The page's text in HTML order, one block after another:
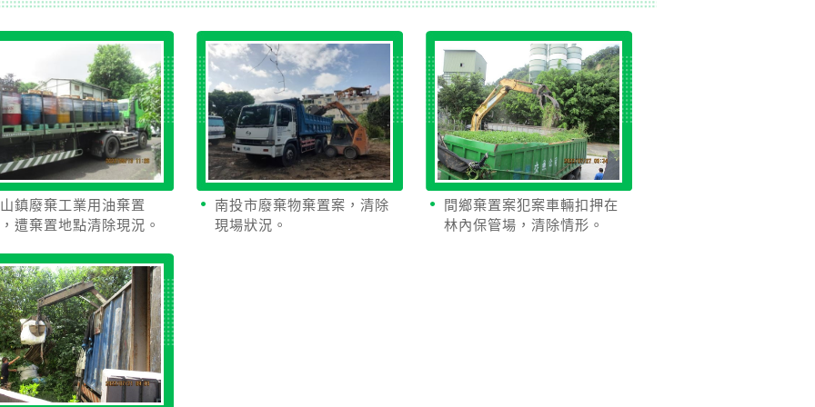
鎮廢棄工業用油棄置
遭棄置地點清除現況。
南投市廢棄物棄置案，清除
現場狀況。
間鄉棄置案犯案車輛扣押在
林內保管場，清除情形。